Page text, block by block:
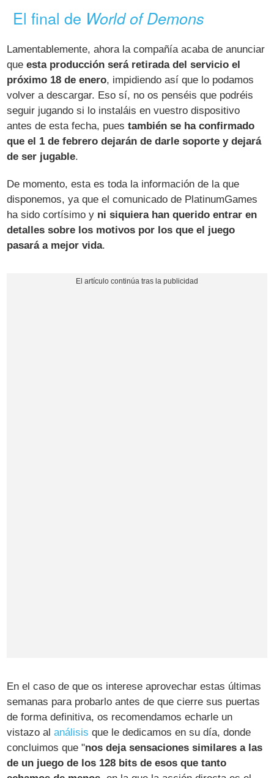
El final de World of Demons
Lamentablemente, ahora la compañía acaba de anunciar
queesta producción será retirada del servicio el
próximo 18 de enero, impidiendo así que lo podamos
volver a descargar. Eso sí, no os penséis que podréis
seguir jugando si lo instaláis en vuestro dispositivo
antes de esta fecha, puestambién se ha confirmado
que el 1 de febrero dejarán de darle soporte y dejará
de ser jugable.
De momento, esta es toda la información de la que
disponemos, ya que el comunicado de PlatinumGames
ha sido cortísimo y ni siquiera han querido entrar en
detalles sobre los motivos por los que el juego
pasará a mejor vida.
En el caso de que os interese aprovechar estas últimas
semanas para probarlo antes de que cierre sus puertas
de forma definitiva, os recomendamos echarle un
vistazo alanálisis que le dedicamos en su día, donde
concluimos que "nos deja sensaciones similares a las
de un juego de los 128 bits de esos que tanto